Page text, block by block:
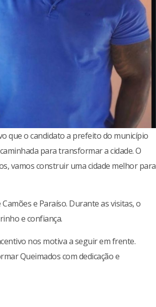
que o candidato a prefeito do município
para transformar a cidade. O
vamos construir uma cidade melhor para
e Paraíso. Durante as visitas, o
e confiança.
nos motiva a seguir em frente.
Queimados com dedicação e